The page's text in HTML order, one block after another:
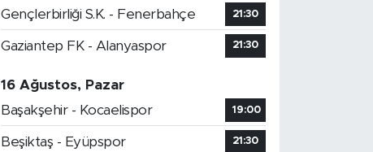
Gençlerbirliği S.K. - Fenerbahçe 21:30
Gaziantep FK - Alanyaspor 21:30
16 Ağustos, Pazar
Başakşehir - Kocaelispor
19:00
Beşiktaş - Eyüpspor 21:30